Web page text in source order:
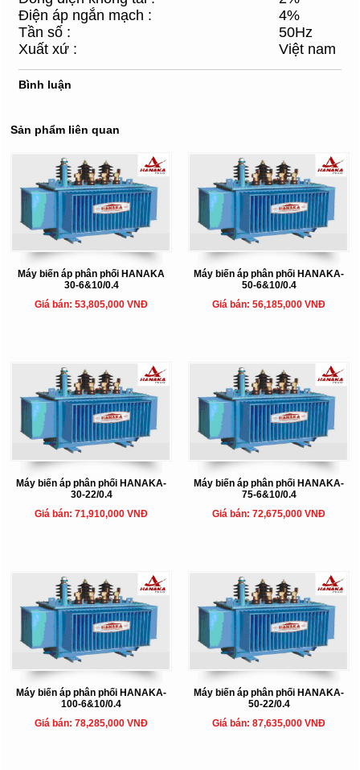
Điện áp ngắn mạch :
4%
Tần số :
50Hz
Xuất xứ :
Việt nam
Bình luận
Sản phẩm liên quan
Máy biến áp phân phối HANAKA
30-6&10/0.4
Giá bán: 53,805,000 VNĐ
Máy biến áp phân phối HANAKA-
50-6&10/0.4
Giá bán: 56,185,000 VNĐ
Máy biến áp phân phối HANAKA-
30-22/0.4
Giá bán: 71,910,000 VNĐ
Máy biến áp phân phối HANAKA-
75-6&10/0.4
Giá bán: 72,675,000 VNĐ
Máy biến áp phân phối HANAKA-
100-6&10/0.4
Giá bán: 78,285,000 VNĐ
Máy biến áp phân phối HANAKA-
50-22/0.4
Giá bán: 87,635,000 VNĐ